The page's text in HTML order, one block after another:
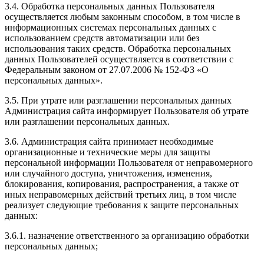
3.4. Обработка персональных данных Пользователя
осуществляется любым законным способом, в том числе в
информационных системах персональных данных с
использованием средств автоматизации или без
использования таких средств. Обработка персональных
данных Пользователей осуществляется в соответствии с
Федеральным законом от 27.07.2006 № 152-ФЗ «О
персональных данных».
3.5. При утрате или разглашении персональных данных
Администрация сайта информирует Пользователя об утрате
или разглашении персональных данных.
3.6. Администрация сайта принимает необходимые
организационные и технические меры для защиты
персональной информации Пользователя от неправомерного
или случайного доступа, уничтожения, изменения,
блокирования, копирования, распространения, а также от
иных неправомерных действий третьих лиц, в том числе
реализует следующие требования к защите персональных
данных:
3.6.1. назначение ответственного за организацию обработки
персональных данных;